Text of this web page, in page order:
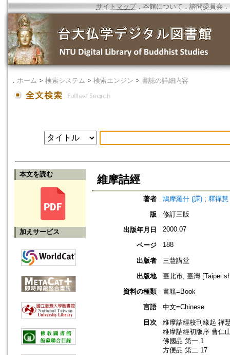
サイトマップ．本館について ． 諮問委員会 ．
． ホーム > 検索システム > 検索エンジン > 書誌の詳細内容
本文を読む
加えサービス
維摩詰經
著者 鳩摩羅什 (譯) ; 釋禪慧
版
修訂三版
出版年月日
2000.07
ページ 188
出版者
三慧講堂
出版地
臺北市, 臺灣 [Taipei
資料の種類
書籍=Book
言語
中文=Chinese
目次
維摩詰經校刊緣起 禪
維摩詰經初版序 曹仁
佛國品 第一 1
方便品 第二 17